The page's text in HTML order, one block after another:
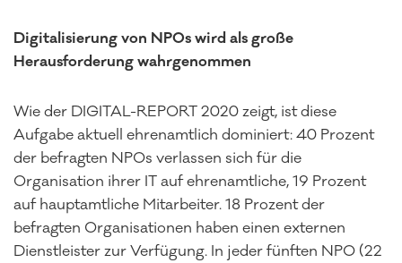
Digitalisierung von NPOs wird als große
Herausforderung wahrgenommen
Wie der DIGITAL-REPORT 2020 zeigt, ist diese
Aufgabe aktuell ehrenamtlich dominiert: 40 Prozent
der befragten NPOs verlassen sich für die
Organisation ihrer IT auf ehrenamtliche, 19 Prozent
auf hauptamtliche Mitarbeiter. 18 Prozent der
befragten Organisationen haben einen externen
Dienstleister zur Verfügung. In jeder fünften NPO (22